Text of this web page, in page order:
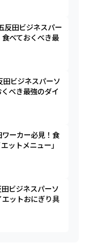
反田ビジネスパー
べておくべき最
ビジネスパーソ
べき最強のダイ
ワーカー必見！食
ットメニュー」
ビジネスパーソ
ットおにぎり具